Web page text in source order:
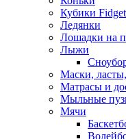
Кубики
Ледянки
Лошадки на
Лыжи
Маски,
Матрасы и
Мыльные
Мячи